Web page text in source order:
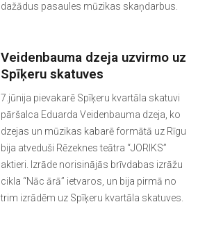
dažādus pasaules mūzikas skaņdarbus.
Veidenbauma dzeja uzvirmo uz
Spīķeru skatuves
7.jūnija pievakarē Spīķeru kvartāla skatuvi
pāršalca Eduarda Veidenbauma dzeja, ko
dzejas un mūzikas kabarē formātā uz Rīgu
bija atveduši Rēzeknes teātra “JORIKS”
aktieri. Izrāde norisinājās brīvdabas izrāžu
cikla “Nāc ārā” ietvaros, un bija pirmā no
trim izrādēm uz Spīķeru kvartāla skatuves.